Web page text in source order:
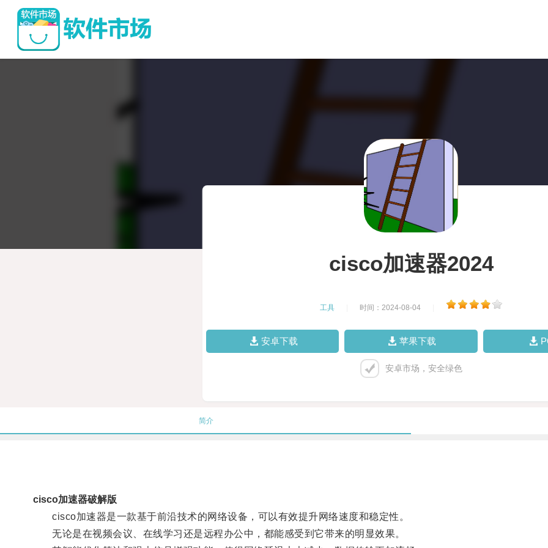
cisco加速器2024
工具 时间：2024-08-04
安卓下载 苹果下载
安卓市场，安全绿色
简介
cisco加速器破解版
cisco加速器是一款基于前沿技术的网络设备，可以有效提升网络速度和稳定性。
无论是在视频会议、在线学习还是远程办公中，都能感受到它带来的明显效果。